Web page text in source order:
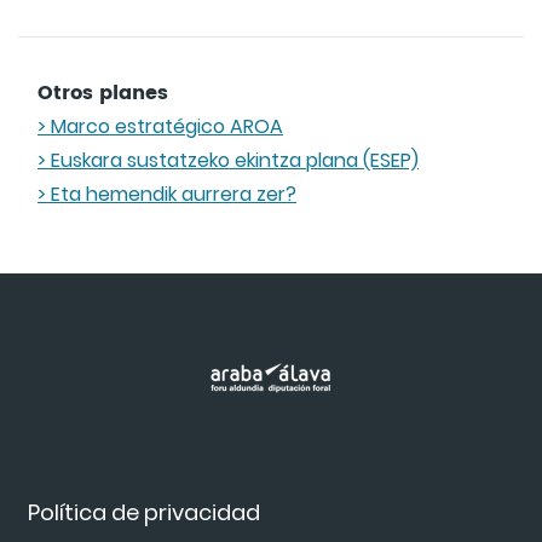
Otros planes
> Marco estratégico AROA
> Euskara sustatzeko ekintza plana (ESEP)
> Eta hemendik aurrera zer?
Política de privacidad